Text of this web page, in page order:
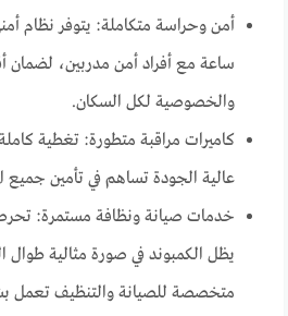
ساعة مع أفراد أمن مدربين، لضمان
والخصوصية لكل السكان.
كاميرات مراقبة متطورة: تغطية
عالية الجودة تساهم في تأمين جميع
خدمات صيانة ونظافة مستمرة: تحرص
يظل الكمبوند في صورة مثالية طوال
متخصصة للصيانة والتنظيف تعمل